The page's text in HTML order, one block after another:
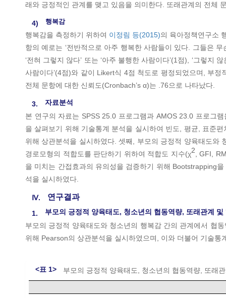
래와 긍정적인 관계를 맺고 있음을 의미한다. 또래관계의 전체
4) 행복감
행복감을 측정하기 위하여 이정림 등(2015)의 육아정책연구소
항의 예로는 ‘전반적으로 아주 행복한 사람들이 있다. 그들은
‘전혀 그렇지 않다’ 또는 ‘아주 불행한 사람이다’(1점), ‘그렇지
사람이다’(4점)와 같이 Likert식 4점 척도로 평정되었으며, 부
전체 문항에 대한 신뢰도(Cronbach’s α)는 .76으로 나타났다.
3.
자료분석
본 연구의 자료는 SPSS 25.0 프로그램과 AMOS 23.0 프로그
을 살펴보기 위해 기술통계 분석을 실시하여 빈도, 평균, 표준
위해 상관분석을 실시하였다. 셋째, 부모의 긍정적 양육태도와
경로모형의 적합도를 판단하기 위하여 적합도 지수(χ2, GFI,
을 미치는 간접효과의 유의성을 검증하기 위해 Bootstrapping
석을 실시하였다.
Ⅳ. 연구결과
1.
부모의 긍정적 양육태도, 청소년의 협동역량, 또래관계
부모의 긍정적 양육태도와 청소년의 행복감 간의 관계에서 협
위해 Pearson의 상관분석을 실시하였으며, 이와 더불어 기술
<표 1> 부모의 긍정적 양육태도, 청소년의 협동역량, 또래